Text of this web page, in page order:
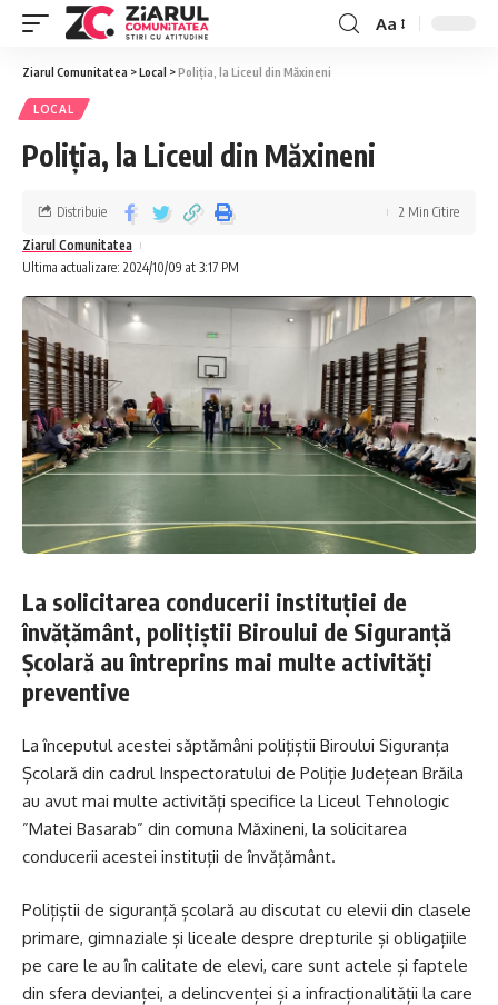
Aa
Ziarul Comunitatea >Local >Poliția, la Liceul din Măxineni
LOCAL
Poliția, la Liceul din Măxineni
Ultima actualizare: 2024/10/09 at 3:17 PM
Ziarul Comunitatea
Distribuie 2 Min Citire
La solicitarea conducerii instituției de
învățământ, polițiștii Biroului de Siguranță
Școlară au întreprins mai multe activități
preventive
La începutul acestei săptămâni polițiștii Biroului Siguranța
Școlară din cadrul Inspectoratului de Poliție Județean Brăila
au avut mai multe activități specifice la Liceul Tehnologic
”Matei Basarab” din comuna Măxineni, la solicitarea
conducerii acestei instituții de învățământ.
Polițiștii de siguranță școlară au discutat cu elevii din clasele
primare, gimnaziale și liceale despre drepturile și obligațiile
pe care le au în calitate de elevi, care sunt actele și faptele
din sfera devianței, a delincvenței și a infracționalității la care